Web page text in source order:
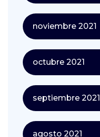
noviembre 2021
octubre 2021
septiembre 2021
agosto 2021